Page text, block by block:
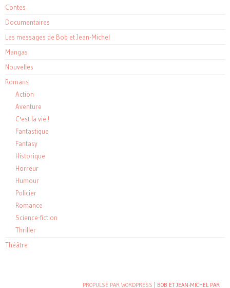
Contes
Documentaires
Les messages de Bob et Jean-Michel
Mangas
Nouvelles
Romans
Action
Aventure
C'est la vie !
Fantastique
Fantasy
Historique
Horreur
Humour
Policier
Romance
Science-fiction
Thriller
Théâtre
PROPULSÉ PAR WORDPRESS | BOB ET JEAN-MICHEL PAR